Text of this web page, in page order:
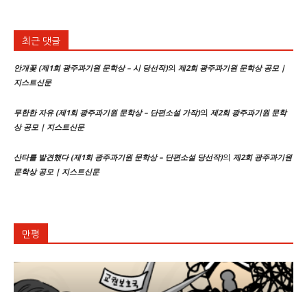
최근 댓글
안개꽃 (제1회 광주과기원 문학상 – 시 당선작)의 제2회 광주과기원 문학상 공모 |
지스트신문
무한한 자유 (제1회 광주과기원 문학상 – 단편소설 가작)의 제2회 광주과기원 문학
상 공모 | 지스트신문
산타를 발견했다 (제1회 광주과기원 문학상 – 단편소설 당선작)의 제2회 광주과기원
문학상 공모 | 지스트신문
만평